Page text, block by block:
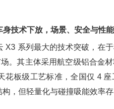
身技术下放， 场景、 安全与性能
系列最大的技术突破，在于
。其主体采用航空级铝合金
花板级工艺标准，全国仅 4
，但轻量化与碰撞吸能效率